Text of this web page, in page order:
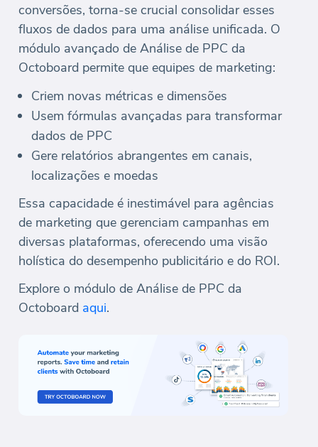
conversões, torna-se crucial consolidar esses
fluxos de dados para uma análise unificada. O
módulo avançado de Análise de PPC da
Octoboard permite que equipes de marketing:
Criem novas métricas e dimensões
Usem fórmulas avançadas para transformar
dados de PPC
Gere relatórios abrangentes em canais,
localizações e moedas
Essa capacidade é inestimável para agências
de marketing que gerenciam campanhas em
diversas plataformas, oferecendo uma visão
holística do desempenho publicitário e do ROI.
Explore o módulo de Análise de PPC da
Octoboard aqui.